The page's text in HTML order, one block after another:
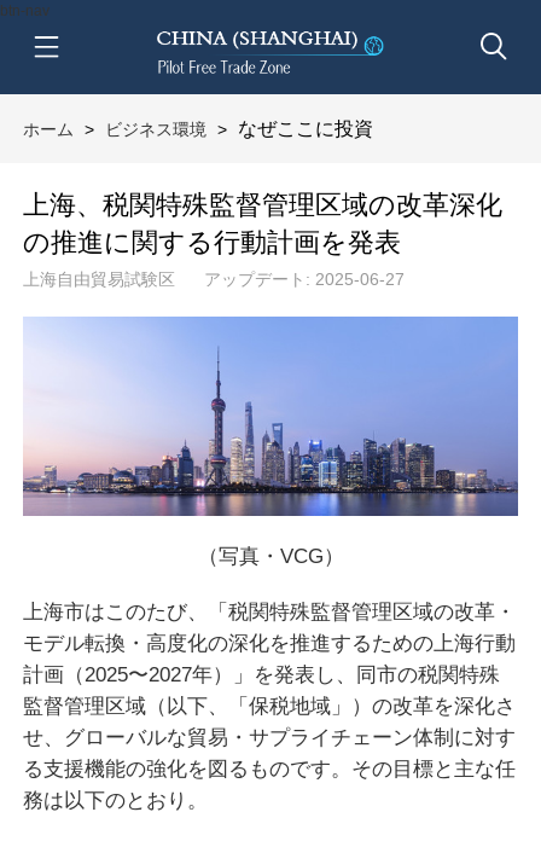
btn-nav
ホーム > ビジネス環境 > なぜここに投資
上海、税関特殊監督管理区域の改革深化
の推進に関する行動計画を発表
上海自由貿易試験区 アップデート: 2025-06-27
（写真・VCG）
上海市はこのたび、「税関特殊監督管理区域の改革・
モデル転換・高度化の深化を推進するための上海行動
計画（2025〜2027年）」を発表し、同市の税関特殊
監督管理区域（以下、「保税地域」）の改革を深化さ
せ、グローバルな貿易・サプライチェーン体制に対す
る支援機能の強化を図るものです。その目標と主な任
務は以下のとおり。